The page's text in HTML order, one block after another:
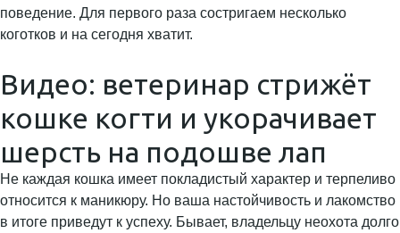
поведение. Для первого раза состригаем несколько
коготков и на сегодня хватит.
Видео: ветеринар стрижёт
кошке когти и укорачивает
шерсть на подошве лап
Не каждая кошка имеет покладистый характер и терпеливо
относится к маникюру. Но ваша настойчивость и лакомство
в итоге приведут к успеху. Бывает, владельцу неохота долго